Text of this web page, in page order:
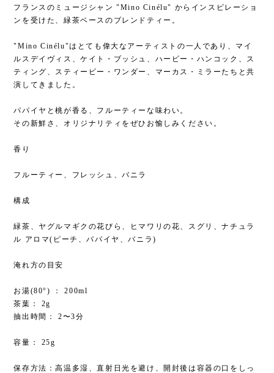
フランスのミュージシャン "Mino Cinélu" からインスピレーショ
ンを受けた、緑茶ベースのブレンドティー。
"Mino Cinélu"はとても偉大なアーティストの一人であり、マイ
ルスデイヴィス、ケイト・ブッシュ、ハービー・ハンコック、ス
ティング、スティービー・ワンダー、マーカス・ミラーたちと共
演してきました。
パパイヤと桃が香る、フルーティーな味わい。
その新鮮さ、オリジナリティをぜひお愉しみください。
香り
フルーティー、フレッシュ、バニラ
構成
緑茶、ヤグルマギクの花びら、ヒマワリの花、スグリ、ナチュラ
ル アロマ(ピーチ、パパイヤ、バニラ)
淹れ方の目安
お湯(80°) ： 200ml
茶葉： 2g
抽出時間： 2〜3分
容量： 25g
保存方法：高温多湿、直射日光を避け、開封後は容器の口をしっ